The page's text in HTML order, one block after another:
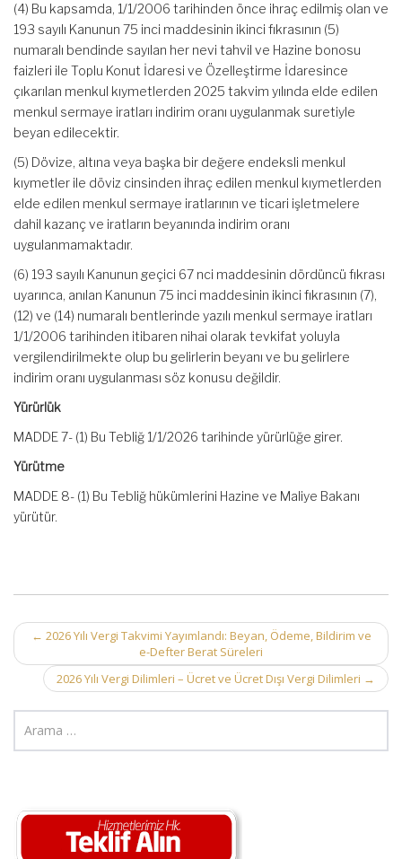
(4) Bu kapsamda, 1/1/2006 tarihinden önce ihraç edilmiş olan ve
193 sayılı Kanunun 75 inci maddesinin ikinci fıkrasının (5)
numaralı bendinde sayılan her nevi tahvil ve Hazine bonosu
faizleri ile Toplu Konut İdaresi ve Özelleştirme İdaresince
çıkarılan menkul kıymetlerden 2025 takvim yılında elde edilen
menkul sermaye iratları indirim oranı uygulanmak suretiyle
beyan edilecektir.
(5) Dövize, altına veya başka bir değere endeksli menkul
kıymetler ile döviz cinsinden ihraç edilen menkul kıymetlerden
elde edilen menkul sermaye iratlarının ve ticari işletmelere
dahil kazanç ve iratların beyanında indirim oranı
uygulanmamaktadır.
(6) 193 sayılı Kanunun geçici 67 nci maddesinin dördüncü fıkrası
uyarınca, anılan Kanunun 75 inci maddesinin ikinci fıkrasının (7),
(12) ve (14) numaralı bentlerinde yazılı menkul sermaye iratları
1/1/2006 tarihinden itibaren nihai olarak tevkifat yoluyla
vergilendirilmekte olup bu gelirlerin beyanı ve bu gelirlere
indirim oranı uygulanması söz konusu değildir.
Yürürlük
MADDE 7- (1) Bu Tebliğ 1/1/2026 tarihinde yürürlüğe girer.
Yürütme
MADDE 8- (1) Bu Tebliğ hükümlerini Hazine ve Maliye Bakanı
yürütür.
Post
navigation
← 2026 Yılı Vergi Takvimi Yayımlandı: Beyan, Ödeme, Bildirim ve
e-Defter Berat Süreleri
2026 Yılı Vergi Dilimleri – Ücret ve Ücret Dışı Vergi Dilimleri →